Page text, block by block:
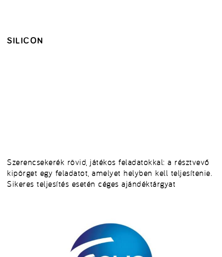
SILICON
Szerencsekerék rövid, játékos feladatokkal: a résztvevő
kipörget egy feladatot, amelyet helyben kell teljesítenie.
Sikeres teljesítés esetén céges ajándéktárgyat